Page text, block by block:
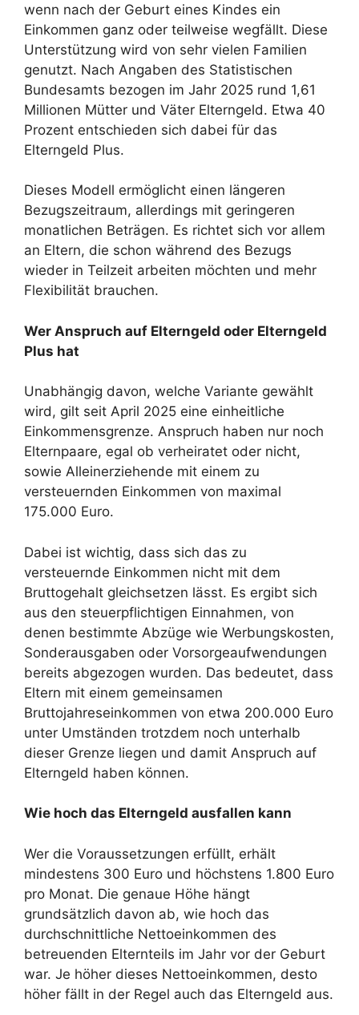
wenn nach der Geburt eines Kindes ein
Einkommen ganz oder teilweise wegfällt. Diese
Unterstützung wird von sehr vielen Familien
genutzt. Nach Angaben des Statistischen
Bundesamts bezogen im Jahr 2025 rund 1,61
Millionen Mütter und Väter Elterngeld. Etwa 40
Prozent entschieden sich dabei für das
Elterngeld Plus.
Dieses Modell ermöglicht einen längeren
Bezugszeitraum, allerdings mit geringeren
monatlichen Beträgen. Es richtet sich vor allem
an Eltern, die schon während des Bezugs
wieder in Teilzeit arbeiten möchten und mehr
Flexibilität brauchen.
Wer Anspruch auf Elterngeld oder Elterngeld
Plus hat
Unabhängig davon, welche Variante gewählt
wird, gilt seit April 2025 eine einheitliche
Einkommensgrenze. Anspruch haben nur noch
Elternpaare, egal ob verheiratet oder nicht,
sowie Alleinerziehende mit einem zu
versteuernden Einkommen von maximal
175.000 Euro.
Dabei ist wichtig, dass sich das zu
versteuernde Einkommen nicht mit dem
Bruttogehalt gleichsetzen lässt. Es ergibt sich
aus den steuerpflichtigen Einnahmen, von
denen bestimmte Abzüge wie Werbungskosten,
Sonderausgaben oder Vorsorgeaufwendungen
bereits abgezogen wurden. Das bedeutet, dass
Eltern mit einem gemeinsamen
Bruttojahreseinkommen von etwa 200.000 Euro
unter Umständen trotzdem noch unterhalb
dieser Grenze liegen und damit Anspruch auf
Elterngeld haben können.
Wie hoch das Elterngeld ausfallen kann
Wer die Voraussetzungen erfüllt, erhält
mindestens 300 Euro und höchstens 1.800 Euro
pro Monat. Die genaue Höhe hängt
grundsätzlich davon ab, wie hoch das
durchschnittliche Nettoeinkommen des
betreuenden Elternteils im Jahr vor der Geburt
war. Je höher dieses Nettoeinkommen, desto
höher fällt in der Regel auch das Elterngeld aus.